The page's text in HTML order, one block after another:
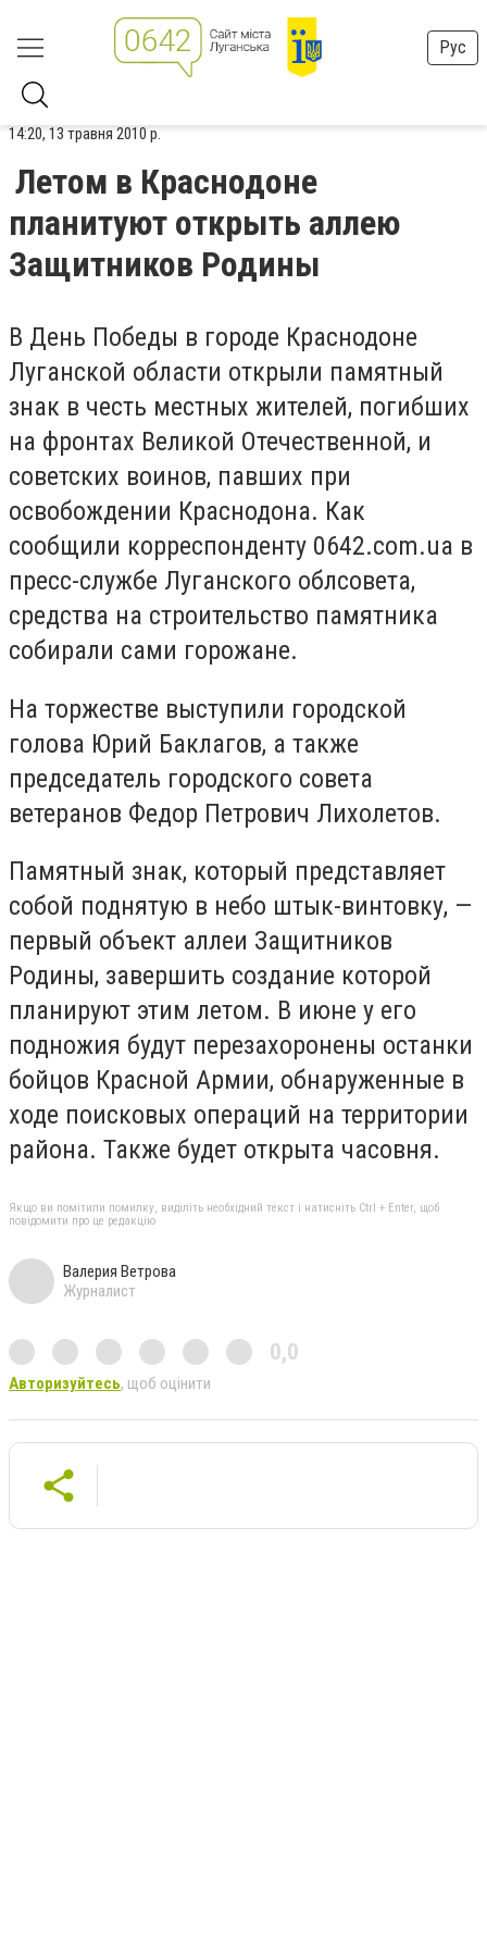
Рус
14:20, 13 травня 2010 р.
Летом в Краснодоне
планитуют открыть аллею
Защитников Родины
В День Победы в городе Краснодоне
Луганской области открыли памятный
знак в честь местных жителей, погибших
на фронтах Великой Отечественной, и
советских воинов, павших при
освобождении Краснодона. Как
сообщили корреспонденту 0642.com.ua в
пресс-службе Луганского облсовета,
средства на строительство памятника
собирали сами горожане.
На торжестве выступили городской
голова Юрий Баклагов, а также
председатель городского совета
ветеранов Федор Петрович Лихолетов.
Памятный знак, который представляет
собой поднятую в небо штык-винтовку, —
первый объект аллеи Защитников
Родины, завершить создание которой
планируют этим летом. В июне у его
подножия будут перезахоронены останки
бойцов Красной Армии, обнаруженные в
ходе поисковых операций на территории
района. Также будет открыта часовня.
Якщо ви помітили помилку, виділіть необхідний текст і натисніть Ctrl + Enter, щоб
повідомити про це редакцію
Валерия Ветрова
Журналист
0,0
Авторизуйтесь, щоб оцінити